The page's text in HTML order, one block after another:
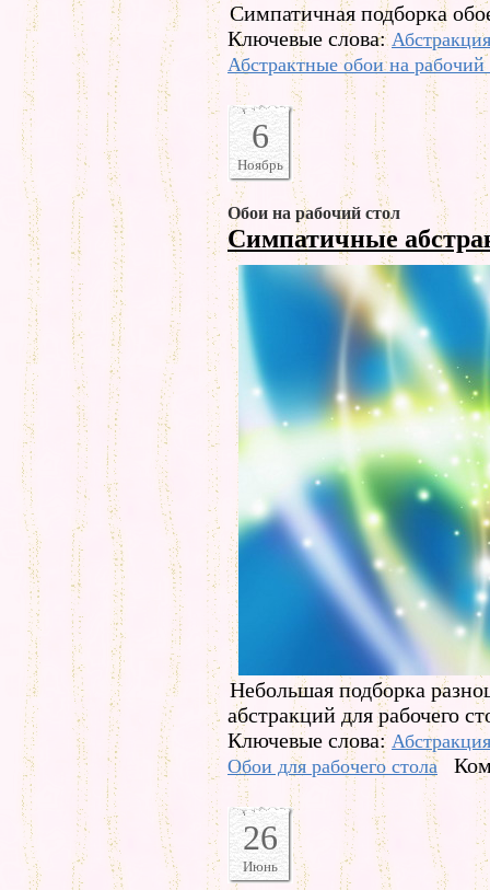
Симпатичная подборка
Ключевые слова:Абстракция
Абстрактные обои на рабочий
6
Ноябрь
Обои на рабочий стол
Симпатичные
Небольшая подборка
абстракций для рабочего
Ключевые слова: Абстракция
Обои для рабочего стола
26
Июнь